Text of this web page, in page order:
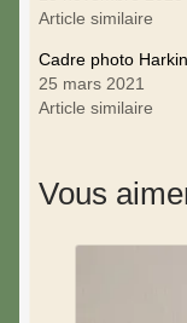
Article similaire
Cadre photo
25 mars 2021
Article similaire
Vous